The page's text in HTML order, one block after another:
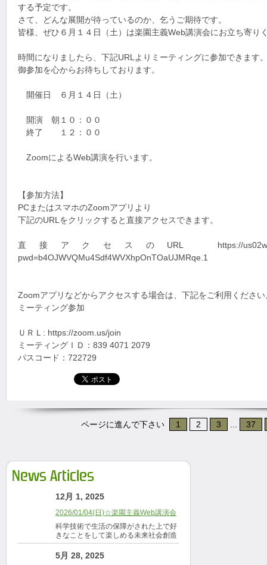
する予定です。
さて、どんな展開が待っているのか、乞うご期待です。
皆様、ぜひ６月１４日（土）は楽園主義Web講演会にお立ち寄り
時間になりましたら、下記URLよりミーティングに参加できます
御参加を心からお待ちしております。
開催日 ６月１４日（土）
開演 朝１０：００
終了 １２：００
ZoomによるWeb講演を行います。
【参加方法】
PCまたはスマホのZoomアプリより
下記のURLをクリックすると直接アクセスできます。
直接アクセスのURL https://
pwd=b4OJWVQMu4Sdf4WVXhpOnTOaUJMRqe.1
Zoomアプリなどからアクセスする場合は、下記をご利用ください
ミーティング参加
ＵＲＬ: https://zoom.us/join
ミーティングＩＤ：839 4071 2079
パスコード：722729
ページに進んで下さい 1 2 3 37
News Articles
12月 1, 2025
2026/01/04(日)☆楽園主義Web講演会
科学技術で生活の保障がされた上で好
きなことをして楽しめる未来社会創造
5月 28, 2025